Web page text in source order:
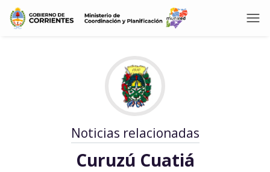
Noticias relacionadas
Curuzú Cuatiá